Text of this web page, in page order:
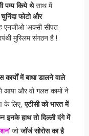
पम्प किये थेसाथ में
फोटो और
एनजीओ ‘अक्सी सीपत
मुस्लिम संगठन है !
कार्यों में बाधा डालने वाले
और वो गलत कामों ने
के लिए,एटीसी को भारत में
इनके हाथ तो दिल्ली दंगे में
’ जोजॉर्ज सोरोस का है